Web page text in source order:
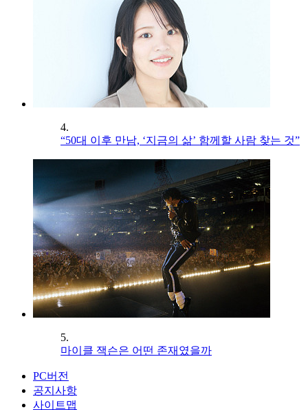
4.
“50대 이후 만남, ‘지금의 삶’ 함께할 사람 찾는 것”
5.
마이클 잭슨은 어떤 존재였을까
PC버전
공지사항
사이트맵